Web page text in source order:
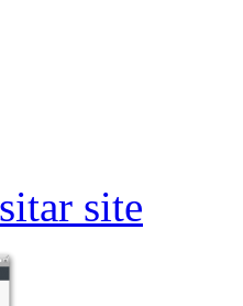
site